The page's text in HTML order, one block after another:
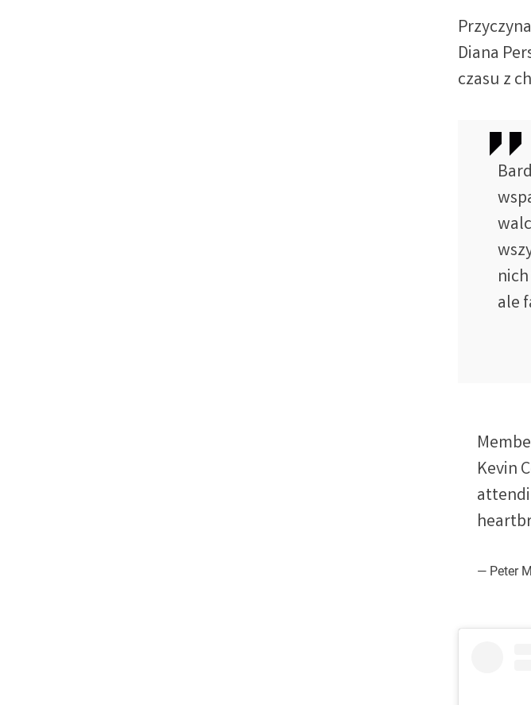
Diana
czasu z
ale
Kevin
— Peter